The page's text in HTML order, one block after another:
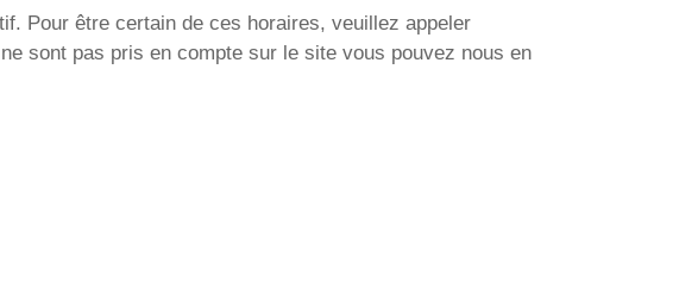
Pour être certain de ces horaires, veuillez appeler
sont pas pris en compte sur le site vous pouvez nous en